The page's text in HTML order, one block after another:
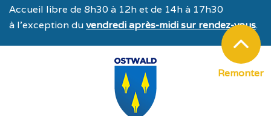
Accueil libre de 8h30 à 12h et de 14h à 17h30
à l’exception duvendredi après-midi sur rendez-vous.
Remonter